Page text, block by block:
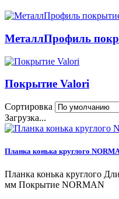
МеталлПрофиль
Покрытие Valori
Сортировка
Загрузка...
Планка конька круглого
Планка конька круглого
мм Покрытие NORMAN